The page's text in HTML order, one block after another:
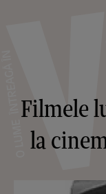
Filmele
la